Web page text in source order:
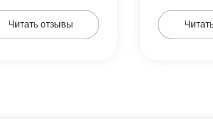
Читать отзывы